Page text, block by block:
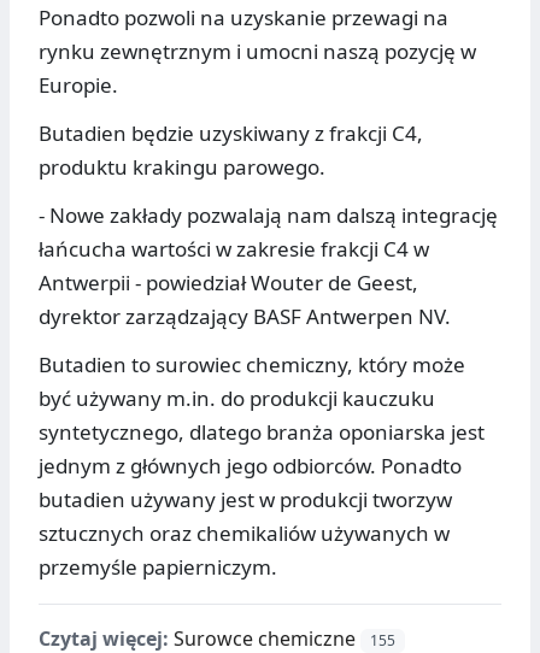
Ponadto pozwoli na uzyskanie przewagi na
rynku zewnętrznym i umocni naszą pozycję w
Europie.
Butadien będzie uzyskiwany z frakcji C4,
produktu krakingu parowego.
- Nowe zakłady pozwalają nam dalszą integrację
łańcucha wartości w zakresie frakcji C4 w
Antwerpii - powiedział Wouter de Geest,
dyrektor zarządzający BASF Antwerpen NV.
Butadien to surowiec chemiczny, który może
być używany m.in. do produkcji kauczuku
syntetycznego, dlatego branża oponiarska jest
jednym z głównych jego odbiorców. Ponadto
butadien używany jest w produkcji tworzyw
sztucznych oraz chemikaliów używanych w
przemyśle papierniczym.
Czytaj więcej: Surowce chemiczne 155